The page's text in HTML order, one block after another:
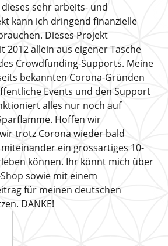
sehr arbeits- und
kann ich dringend finanzielle
Dieses Projekt
2012 allein aus eigener Tasche
Crowdfunding-Supports. Meine
bekannten Corona-Gründen
Events und den Support
alles nur noch auf
Hoffen wir
trotz Corona wieder bald
ein grossartiges 10-
können. Ihr könnt mich über
sowie mit einem
für meinen deutschen
DANKE!